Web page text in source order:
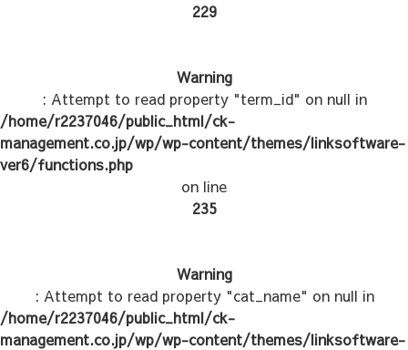
229
Warning
: Attempt to read property "term_id" on null in
/home/r2237046/public_html/ck-
management.co.jp/wp/wp-content/themes/linksoftware-
ver6/functions.php
on line
235
Warning
: Attempt to read property "cat_name" on null in
/home/r2237046/public_html/ck-
management.co.jp/wp/wp-content/themes/linksoftware-